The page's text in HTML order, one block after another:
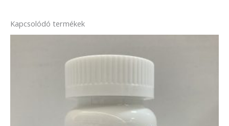
Kapcsolódó termékek